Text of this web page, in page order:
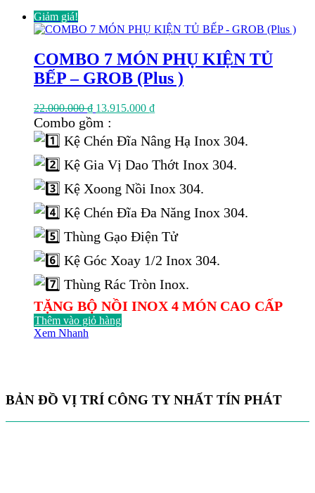
Giảm giá!
COMBO 7 MÓN PHỤ KIỆN TỦ
BẾP – GROB (Plus )
22.000.000₫ Giá
gốc
22.000.000 ₫.
13.915.000 ₫Giá
là:
13.915.000 ₫.
Combo gồm :
Kệ Chén Đĩa Nâng Hạ Inox 304.
Kệ Gia Vị Dao Thớt Inox 304.
Kệ Xoong Nồi Inox 304.
Kệ Chén Đĩa Đa Năng Inox 304.
Thùng Gạo Điện Tử
Kệ Góc Xoay 1/2 Inox 304.
Thùng Rác Tròn Inox.
TẶNG BỘ NỒI INOX 4 MÓN CAO CẤP
Thêm vào giỏ hàng
Xem Nhanh
BẢN ĐỒ VỊ TRÍ CÔNG TY NHẤT TÍN PHÁT